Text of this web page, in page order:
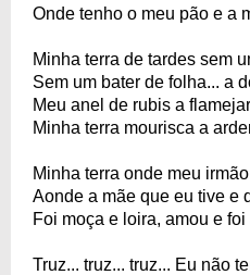
Onde tenho o meu pão e a
Minha terra de tardes sem
Sem um bater de folha... a
Meu anel de rubis a
Minha terra mourisca a
Minha terra onde meu
Aonde a mãe que eu tive e
Foi moça e loira, amou e foi
Truz... truz... truz... Eu não